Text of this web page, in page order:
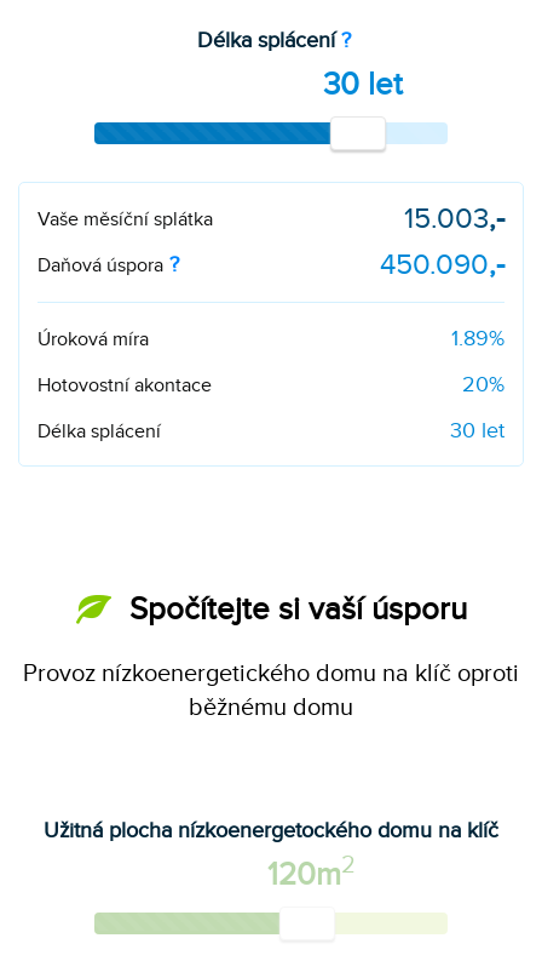
Délka splácení ?
30 let
Vaše měsíční splátka 15.003,-
Daňová úspora ? 450.090,-
Úroková míra 1.89%
Hotovostní akontace 20%
Délka splácení 30 let
Spočítejte si vaší úsporu
Provoz nízkoenergetického domu na klíč oproti
běžnému domu
Užitná plocha nízkoenergetockého domu na klíč
120m2